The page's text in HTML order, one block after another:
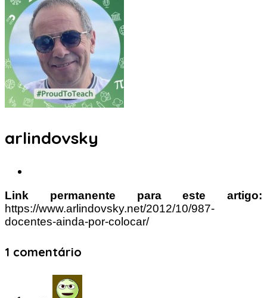
arlindovsky
Link permanente para este artigo:
https://www.arlindovsky.net/2012/10/987-
docentes-ainda-por-colocar/
1 comentário